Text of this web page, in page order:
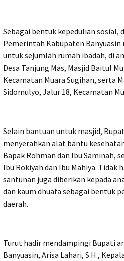
Sebagai bentuk kepedulian
Pemerintah Kabupaten
untuk sejumlah rumah ibadah, di
Desa Tanjung Mas, Masjid Baitul
Kecamatan Muara Sugihan, serta
Sidomulyo, Jalur 18, Kecamatan
Selain bantuan untuk masjid,
menyerahkan alat bantu
Bapak Rohman dan Ibu Saminah,
Ibu Rokiyah dan Ibu Mahiya. Tidak
santunan juga diberikan kepada
dan kaum dhuafa sebagai bentuk
daerah.
Turut hadir mendampingi Bupati
Banyuasin, Arisa Lahari, S.H.,